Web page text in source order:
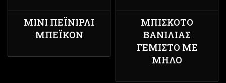
ΜΊΝΙ ΠΕΪΝΙΡΛΊ
ΜΠΈΙΚΟΝ
ΜΠΙΣΚΌΤΟ
ΒΑΝΊΛΙΑΣ
ΓΕΜΙΣΤΌ ΜΕ
ΜΉΛΟ